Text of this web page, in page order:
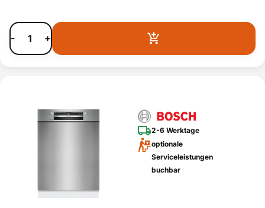
- +
2-6 Werktage
optionale
Serviceleistungen
buchbar